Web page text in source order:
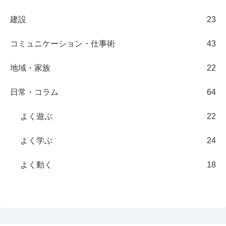
建設 23
コミュニケーション・仕事術 43
地域・家族 22
日常・コラム 64
よく遊ぶ 22
よく学ぶ 24
よく動く 18